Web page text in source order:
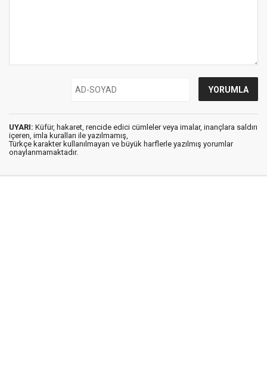
UYARI: Küfür, hakaret, rencide edici cümleler veya imalar, inançlara saldırı
içeren, imla kuralları ile yazılmamış,
Türkçe karakter kullanılmayan ve büyük harflerle yazılmış yorumlar
onaylanmamaktadır.